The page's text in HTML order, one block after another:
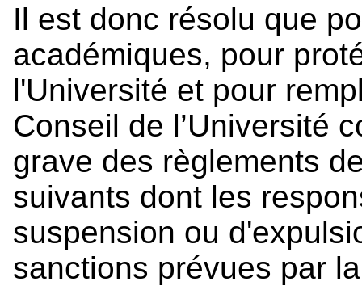
Il est donc résolu que
académiques, pour
l'Université et pour
Conseil de l’Université
grave des règlements
suivants dont les
suspension ou
sanctions prévues par